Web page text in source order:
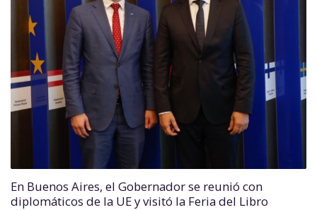
En Buenos Aires, el Gobernador se reunió con
diplomáticos de la UE y visitó la Feria del Libro